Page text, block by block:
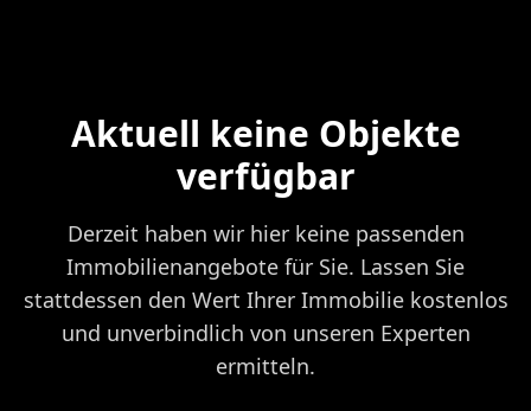
Aktuell keine Objekte
verfügbar
Derzeit haben wir hier keine passenden
Immobilienangebote für Sie. Lassen Sie
stattdessen den Wert Ihrer Immobilie kostenlos
und unverbindlich von unseren Experten
ermitteln.